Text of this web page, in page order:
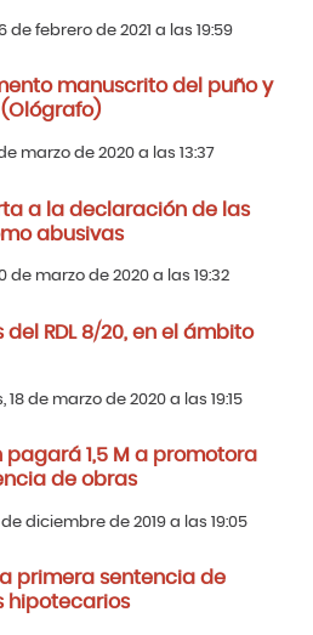
de febrero de 2021 a las 19:59
manuscrito del puño y
marzo de 2020 a las 13:37
a la declaración de las
abusivas
de marzo de 2020 a las 19:32
RDL 8/20, en el ámbito
de marzo de 2020 a las 19:15
pagará 1,5 M a promotora
de obras
diciembre de 2019 a las 19:05
primera sentencia de
hipotecarios